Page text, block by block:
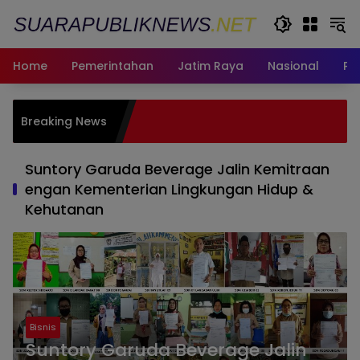
Home
Pemerintahan Jatim Raya Nasional
Breaking News
hingga
Suntory Garuda Beverage Jalin Kemitraan
engan Kementerian Lingkungan Hidup &
Kehutanan
Bisnis
Suntory Garuda Beverage Jalin